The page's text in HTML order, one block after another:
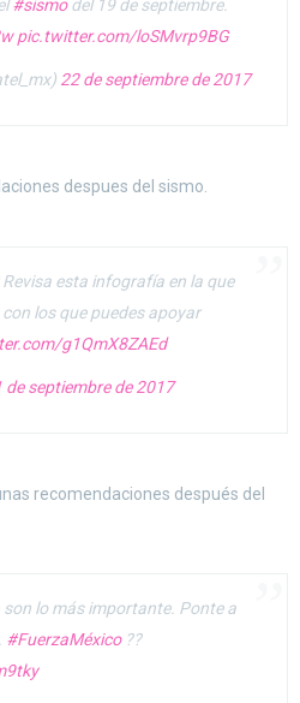
#sismodel 19 de septiembre.
pic.twitter.com/loSMvrp9BG
22 de septiembre de 2017
despues del sismo.
esta infografía en la que
los que puedes apoyar
g1QmX8ZAEd
de septiembre de 2017
recomendaciones después del
son lo más importante. Ponte a
#FuerzaMéxico??